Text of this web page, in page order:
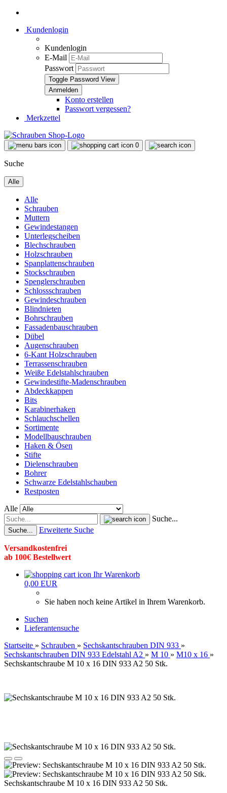
Kundenlogin
Kundenlogin
E-Mail
Passwort
Toggle Password View
Konto erstellen
Passwort vergessen?
Merkzettel
0
Suche
Alle
Alle
Schrauben
Muttern
Gewindestangen
Unterlegscheiben
Blechschrauben
Holzschrauben
Spanplattenschrauben
Stockschrauben
Spenglerschrauben
Schlossschrauben
Gewindeschrauben
Blindnieten
Bohrschrauben
Fassadenbauschrauben
Dübel
Augenschrauben
6-Kant Holzschrauben
Terrassenschrauben
Weiße Edelstahlschrauben
Gewindestifte-Madenschrauben
Abdeckkappen
Bits
Karabinerhaken
Schlauchschellen
Sortimente
Modellbauschrauben
Haken & Ösen
Stifte
Dielenschrauben
Bohrer
Schwarze Edelstahlschauben
Restposten
Alle
Suche...
Suche... Erweiterte Suche
Versandkostenfrei
ab 100€ Bestellwert
Ihr Warenkorb
0,00 EUR
Sie haben noch keine Artikel in Ihrem Warenkorb.
Suchen
Lieferantensuche
Startseite » Schrauben » Sechskantschrauben DIN 933 »
Sechskantschrauben DIN 933 Edelstahl A2 » M 10 » M10 x 16 »
Sechskantschraube M 10 x 16 DIN 933 A2 50 Stk.
Sechskantschraube M 10 x 16 DIN 933 A2 50 Stk.